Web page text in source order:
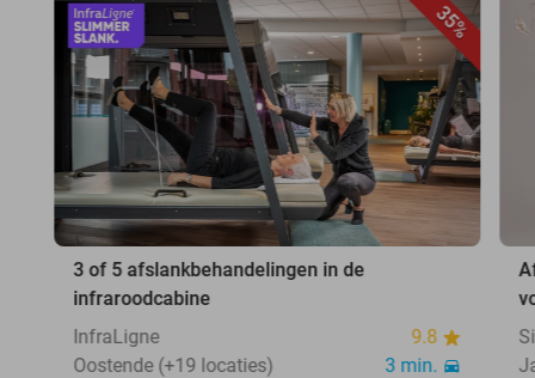
35%
3 of 5 afslankbehandelingen in de
infraroodcabine
InfraLigne
9.8
Oostende (+19 locaties)
3 min.